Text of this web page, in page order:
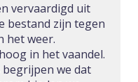
vervaardigd uit
bestand zijn tegen
het weer.
in het vaandel.
begrijpen we dat